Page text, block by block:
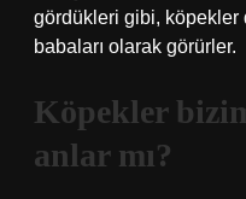
gördükleri gibi,
babaları olarak görürler.
Köpekler
anlar mı?